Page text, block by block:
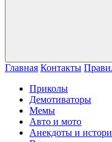
Главная Контакты
Приколы
Демотиваторы
Мемы
Авто и мото
Анекдоты и